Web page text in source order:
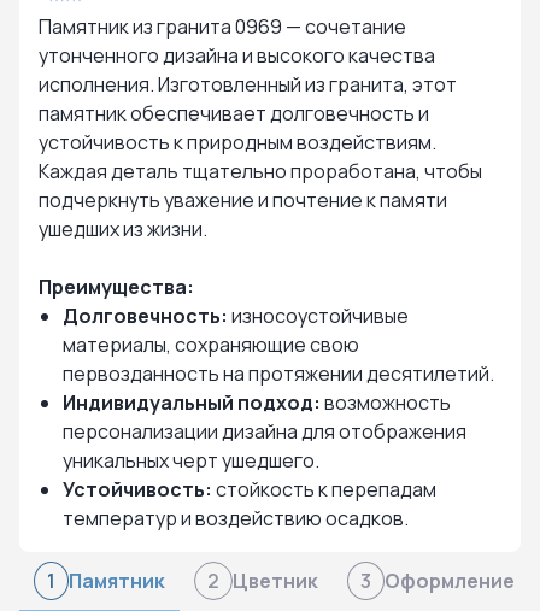
Памятник из гранита 0969 — сочетание
утонченного дизайна и высокого качества
исполнения. Изготовленный из гранита, этот
памятник обеспечивает долговечность и
устойчивость к природным воздействиям.
Каждая деталь тщательно проработана, чтобы
подчеркнуть уважение и почтение к памяти
ушедших из жизни.
Преимущества:
Долговечность: износоустойчивые
материалы, сохраняющие свою
первозданность на протяжении десятилетий.
Индивидуальный подход: возможность
персонализации дизайна для отображения
уникальных черт ушедшего.
Устойчивость: стойкость к перепадам
температур и воздействию осадков.
1 Памятник 2 Цветник 3 Оформление